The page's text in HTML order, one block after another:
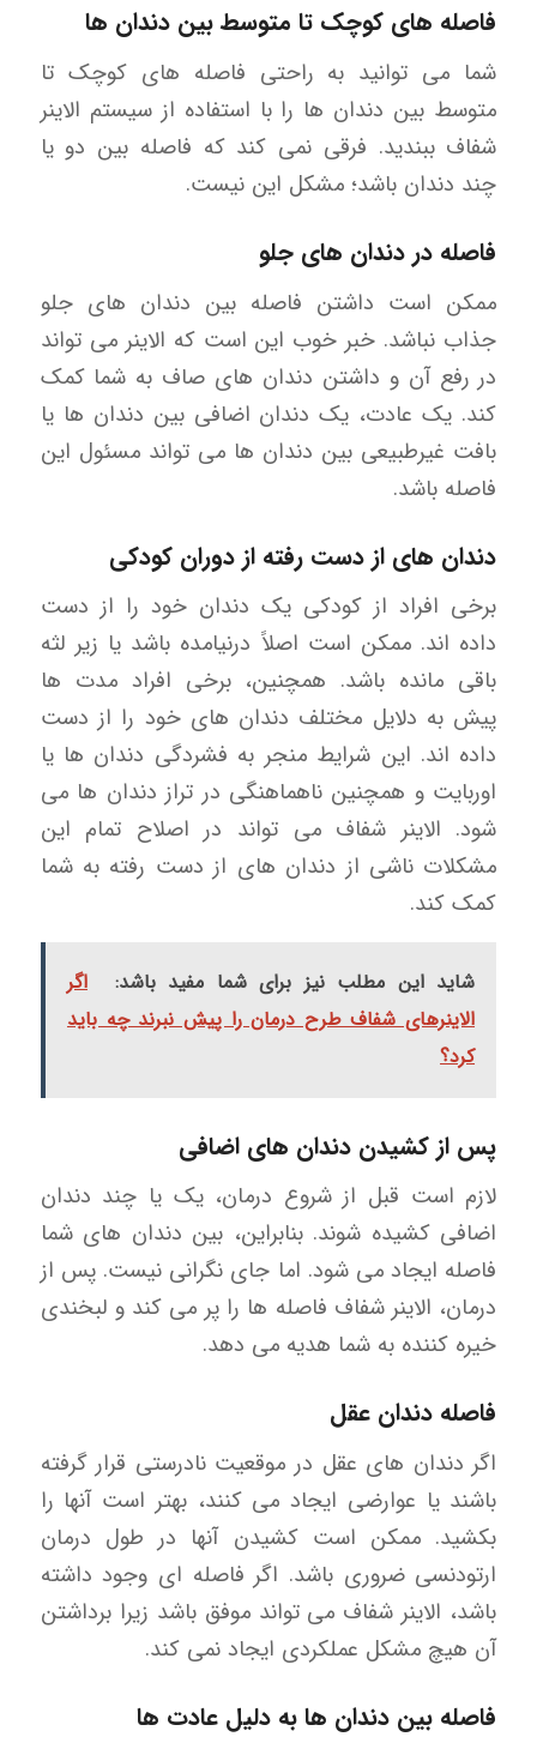
فاصله های کوچک تا متوسط ​​بین دندان ها
شما می توانید به راحتی فاصله های کوچک تا
متوسط ​​بین دندان ها را با استفاده از سیستم الاینر
شفاف ببندید. فرقی نمی کند که فاصله بین دو یا
چند دندان باشد؛ مشکل این نیست.
فاصله در دندان های جلو
ممکن است داشتن فاصله بین دندان های جلو
جذاب نباشد. خبر خوب این است که الاینر می تواند
در رفع آن و داشتن دندان های صاف به شما کمک
کند. یک عادت، یک دندان اضافی بین دندان ها یا
بافت غیرطبیعی بین دندان ها می تواند مسئول این
فاصله باشد.
دندان های از دست رفته از دوران کودکی
برخی افراد از کودکی یک دندان خود را از دست
داده اند. ممکن است اصلاً درنیامده باشد یا زیر لثه
باقی مانده باشد. همچنین، برخی افراد مدت ها
پیش به دلایل مختلف دندان های خود را از دست
داده اند. این شرایط منجر به فشردگی دندان ها یا
اوربایت و همچنین ناهماهنگی در تراز دندان ها می
شود. الاینر شفاف می تواند در اصلاح تمام این
مشکلات ناشی از دندان های از دست رفته به شما
کمک کند.
شاید این مطلب نیز برای شما مفید باشد:
اگر
الاینرهای شفاف طرح درمان را پیش نبرند چه باید
کرد؟
پس از کشیدن دندان های اضافی
لازم است قبل از شروع درمان، یک یا چند دندان
اضافی کشیده شوند. بنابراین، بین دندان های شما
فاصله ایجاد می شود. اما جای نگرانی نیست. پس از
درمان، الاینر شفاف فاصله ها را پر می کند و لبخندی
خیره کننده به شما هدیه می دهد.
فاصله دندان عقل
اگر دندان های عقل در موقعیت نادرستی قرار گرفته
باشند یا عوارضی ایجاد می کنند، بهتر است آنها را
بکشید. ممکن است کشیدن آنها در طول درمان
ارتودنسی ضروری باشد. اگر فاصله ای وجود داشته
باشد، الاینر شفاف می تواند موفق باشد زیرا برداشتن
آن هیچ مشکل عملکردی ایجاد نمی کند.
فاصله بین دندان ها به دلیل عادت ها